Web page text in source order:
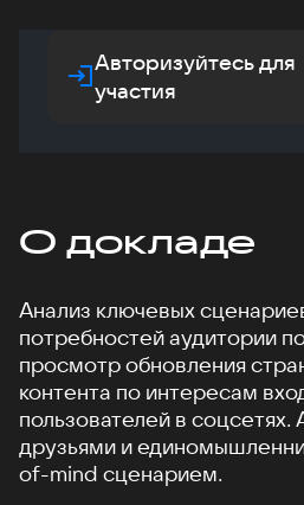
Авторизуйтесь для
участия
О докладе
Анализ ключевых
потребностей аудитории
просмотр обновления
контента по интересам
пользователей в
друзьями и
of-mind сценарием.